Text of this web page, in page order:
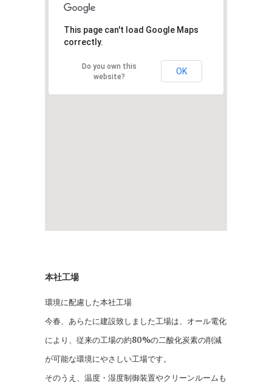
This page can't load Google Maps
correctly.
Do you own this
website?
OK
本社工場
環境に配慮した本社工場
今春、あらたに建設致しました工場は、オール電化
により、従来の工場の約80%の二酸化炭素の削減
が可能な環境にやさしい工場です。
そのうえ、温度・湿度制御装置やクリーンルームも